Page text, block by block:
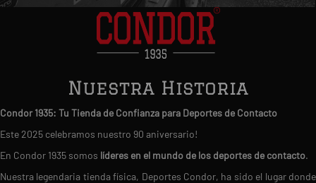
Nuestra Historia
Condor 1935: Tu Tienda de Confianza para Deportes de Contacto
Este 2025 celebramos nuestro 90 aniversario!
En Condor 1935 somos líderes en el mundo de los deportes de contacto.
Nuestra legendaria tienda física, Deportes Condor, ha sido el lugar donde